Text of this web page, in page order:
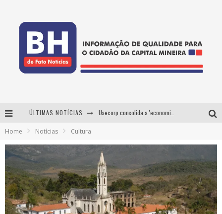
ÚLTIMAS NOTÍCIAS
Projeta Cultura abre inscrições gratuitas em Conselheiro Lafaiete para oficinas de elaboração de projetos culturais e inteligência artificial
Home Notícias Cultura